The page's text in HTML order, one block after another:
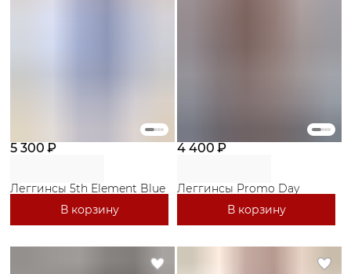
5 300 ₽
Леггинсы 5th Element Blue
В корзину
4 400 ₽
Леггинсы Promo Day
В корзину